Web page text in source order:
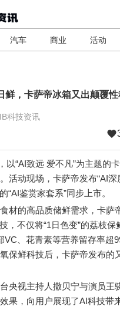
汽车 商业 活动
鲜，卡萨帝冰箱又出颠覆
IB科技资讯
“AI致远 爱不凡”为主题的
活动现场，卡萨帝发布“AI深
“AI鉴赏家套系”同步上市。
的高品质储鲜需求，卡萨
，不仅将“1日色变”的荔枝保
VC、花青素等营养留存率超
保鲜科技后，卡萨帝发布的
视主持人撒贝宁与演员王
果，向用户展现了AI科技带